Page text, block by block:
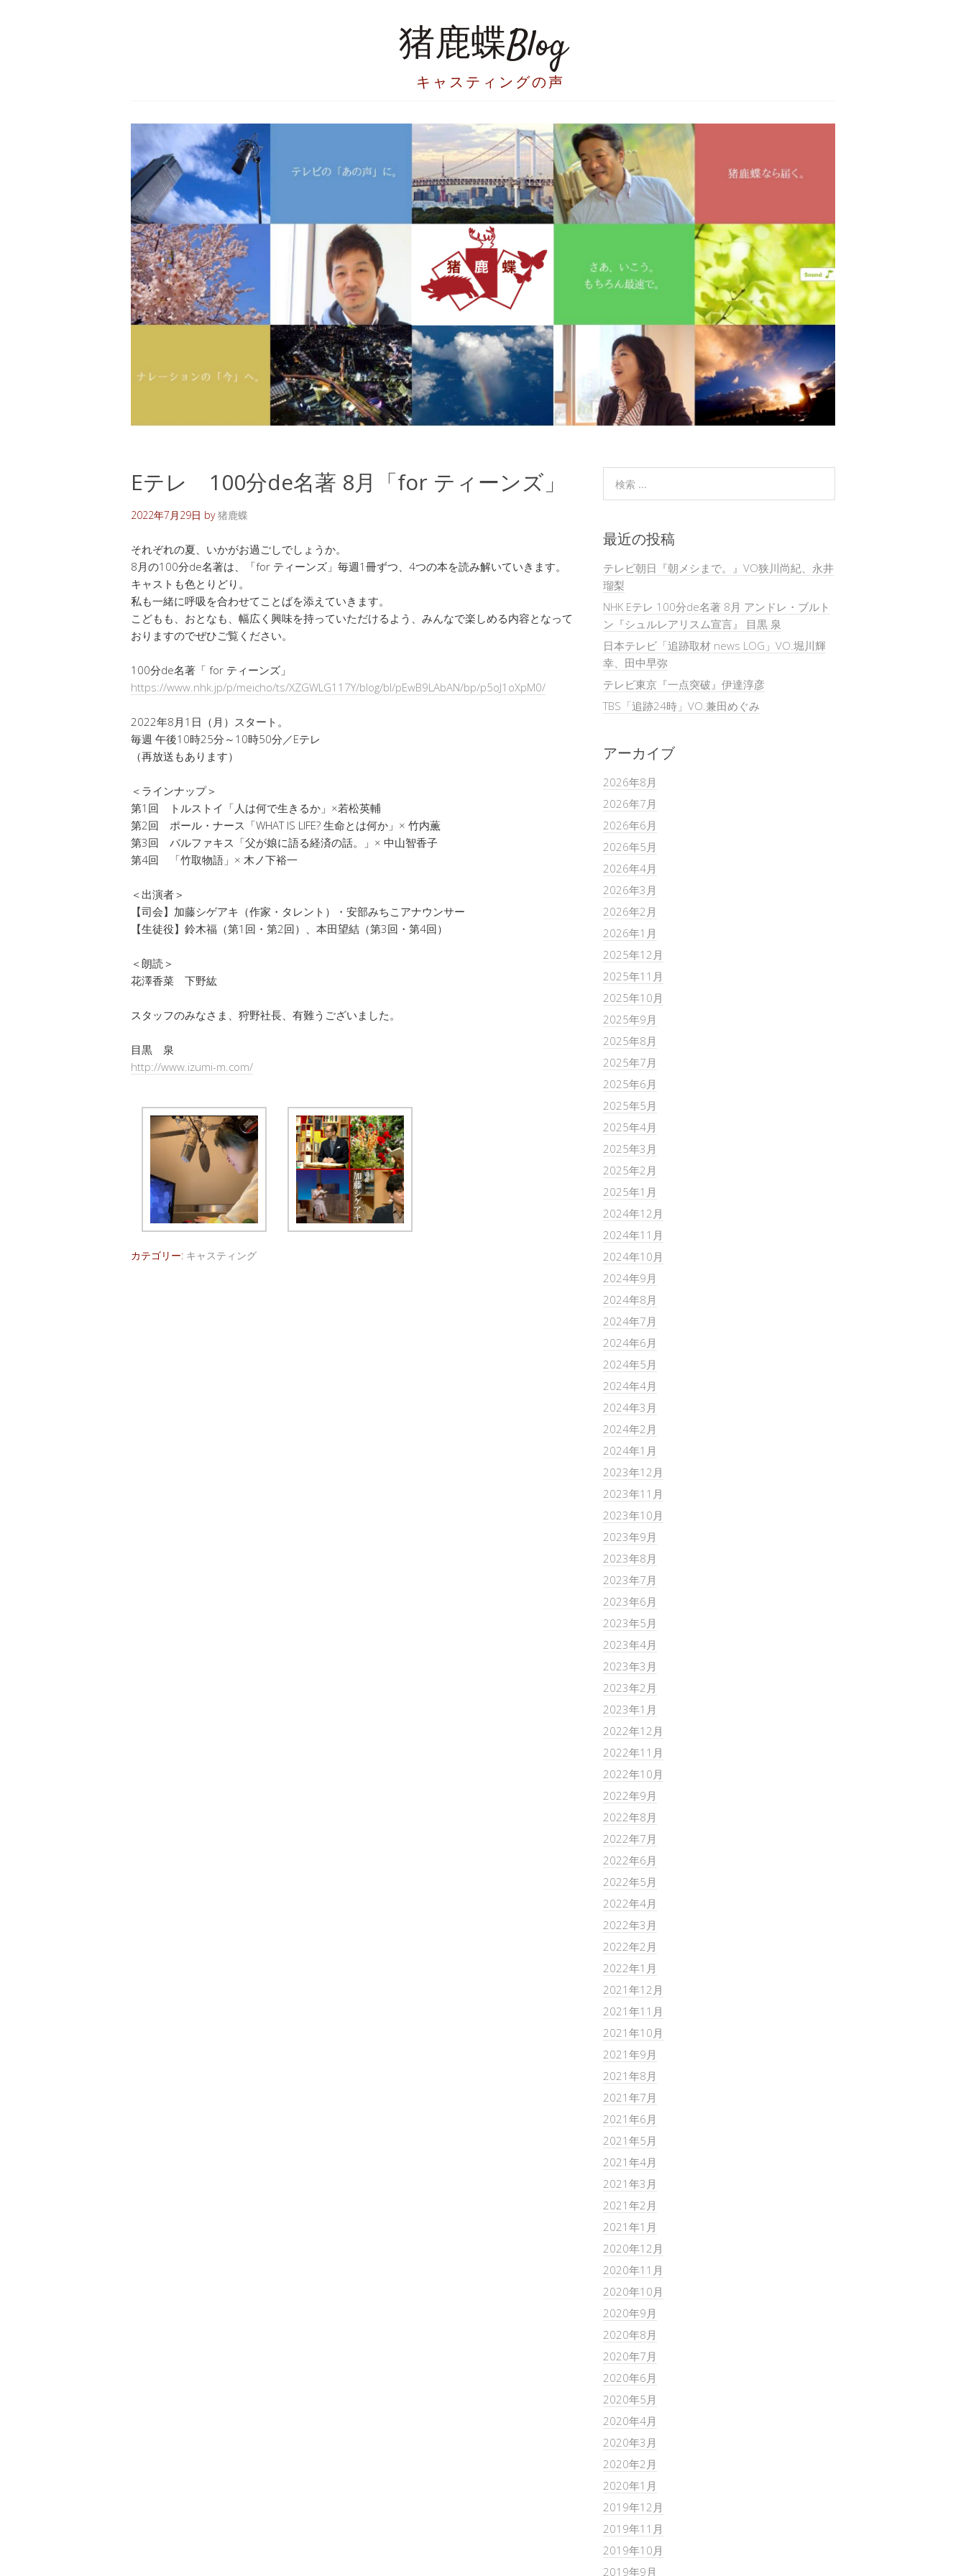
猪鹿蝶Blog
キャスティングの声
Eテレ 100分de名著 8月「for ティーンズ」
2022年7月29日 by猪鹿蝶
それぞれの夏、いかがお過ごしでしょうか。
8月の100分de名著は、「for ティーンズ」毎週1冊ずつ、4つの本を読み解いていきます。
キャストも色とりどり。
私も一緒に呼吸を合わせてことばを添えていきます。
こどもも、おとなも、幅広く興味を持っていただけるよう、みんなで楽しめる内容となって
おりますのでぜひご覧ください。
100分de名著「 for ティーンズ」
https://www.nhk.jp/p/meicho/ts/XZGWLG117Y/blog/bl/pEwB9LAbAN/bp/p5oJ1oXpM0/
2022年8月1日（月）スタート。
毎週 午後10時25分～10時50分／Eテレ
（再放送もあります）
＜ラインナップ＞
第1回 トルストイ「人は何で生きるか」×若松英輔
第2回 ポール・ナース「WHAT IS LIFE? 生命とは何か」× 竹内薫
第3回 バルファキス「父が娘に語る経済の話。」× 中山智香子
第4回 「竹取物語」× 木ノ下裕一
＜出演者＞
【司会】加藤シゲアキ（作家・タレント）・安部みちこアナウンサー
【生徒役】鈴木福（第1回・第2回）、本田望結（第3回・第4回）
＜朗読＞
花澤香菜 下野紘
スタッフのみなさま、狩野社長、有難うございました。
目黒 泉
http://www.izumi-m.com/
カテゴリー: キャスティング
最近の投稿
テレビ朝日『朝メシまで。』VO狭川尚紀、永井
瑠梨
NHK Eテレ 100分de名著 8月 アンドレ・ブルト
ン『シュルレアリスム宣言』 目黒 泉
日本テレビ「追跡取材 news LOG」VO.堀川輝
幸、田中早弥
テレビ東京『一点突破』伊達淳彦
TBS「追跡24時」VO.兼田めぐみ
アーカイブ
2026年8月
2026年7月
2026年6月
2026年5月
2026年4月
2026年3月
2026年2月
2026年1月
2025年12月
2025年11月
2025年10月
2025年9月
2025年8月
2025年7月
2025年6月
2025年5月
2025年4月
2025年3月
2025年2月
2025年1月
2024年12月
2024年11月
2024年10月
2024年9月
2024年8月
2024年7月
2024年6月
2024年5月
2024年4月
2024年3月
2024年2月
2024年1月
2023年12月
2023年11月
2023年10月
2023年9月
2023年8月
2023年7月
2023年6月
2023年5月
2023年4月
2023年3月
2023年2月
2023年1月
2022年12月
2022年11月
2022年10月
2022年9月
2022年8月
2022年7月
2022年6月
2022年5月
2022年4月
2022年3月
2022年2月
2022年1月
2021年12月
2021年11月
2021年10月
2021年9月
2021年8月
2021年7月
2021年6月
2021年5月
2021年4月
2021年3月
2021年2月
2021年1月
2020年12月
2020年11月
2020年10月
2020年9月
2020年8月
2020年7月
2020年6月
2020年5月
2020年4月
2020年3月
2020年2月
2020年1月
2019年12月
2019年11月
2019年10月
2019年9月